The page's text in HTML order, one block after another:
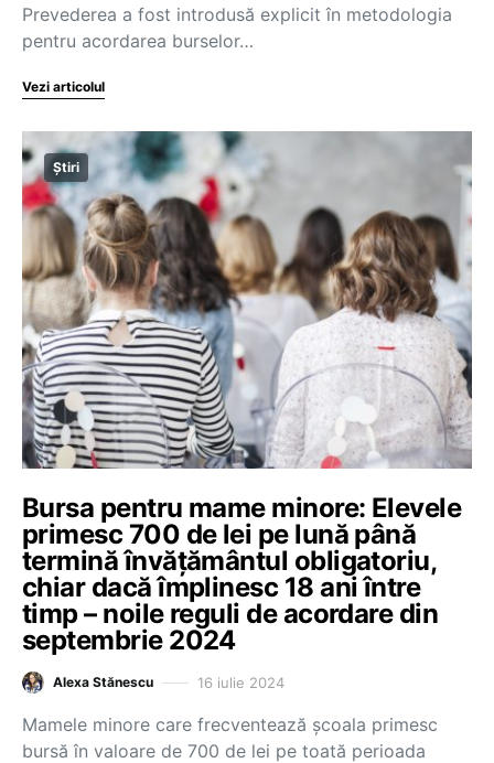
Prevederea a fost introdusă explicit în metodologia
pentru acordarea burselor…
Vezi articolul
Știri
Bursa pentru mame minore: Elevele
primesc 700 de lei pe lună până
termină învățământul obligatoriu,
chiar dacă împlinesc 18 ani între
timp – noile reguli de acordare din
septembrie 2024
Alexa Stănescu 16 iulie 2024
Mamele minore care frecventează școala primesc
bursă în valoare de 700 de lei pe toată perioada